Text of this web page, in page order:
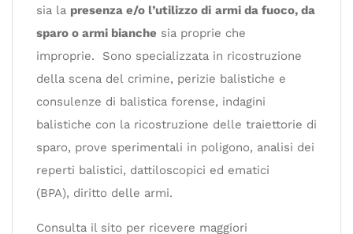
sia la presenza e/o l’utilizzo di armi da fuoco, da
sparo o armi bianche sia proprie che
improprie. Sono specializzata in ricostruzione
della scena del crimine, perizie balistiche e
consulenze di balistica forense, indagini
balistiche con la ricostruzione delle traiettorie di
sparo, prove sperimentali in poligono, analisi dei
reperti balistici, dattiloscopici ed ematici
(BPA), diritto delle armi.
Consulta il sito per ricevere maggiori